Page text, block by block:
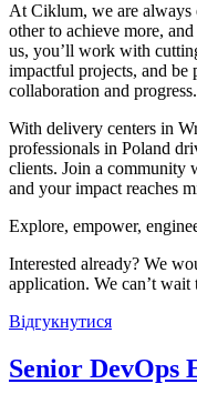
At Ciklum, we are always
other to achieve more,
us, you’ll work with
impactful projects, and be
collaboration and progress.
With delivery centers in
professionals in Poland
clients. Join a community
and your impact reaches
Explore, empower,
Interested already? We
application. We can’t
Відгукнутися
Senior DevOps